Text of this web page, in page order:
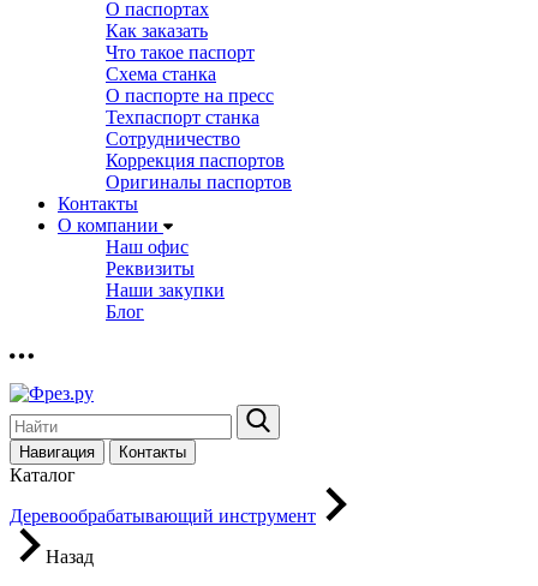
О паспортах
Как заказать
Что такое паспорт
Схема станка
О паспорте на пресс
Техпаспорт станка
Сотрудничество
Коррекция паспортов
Оригиналы паспортов
Контакты
О компании
Наш офис
Реквизиты
Наши закупки
Блог
Навигация Контакты
Каталог
Деревообрабатывающий инструмент
Назад